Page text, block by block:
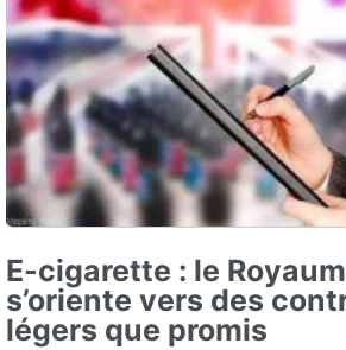
E-cigarette : le
s’oriente vers des
légers que promis